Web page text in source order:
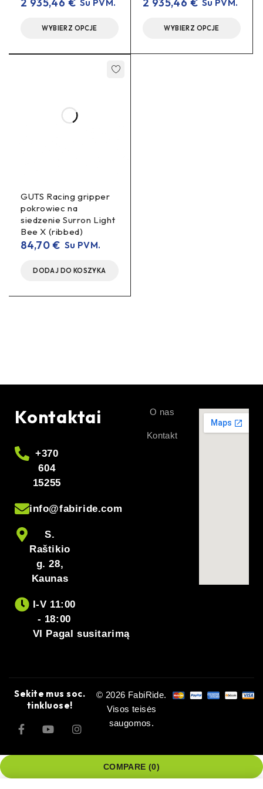
Su PVM.
WYBIERZ OPCJE
Su PVM.
WYBIERZ OPCJE
GUTS Racing gripper
pokrowiec na
siedzenie Surron Light
Bee X (ribbed)
84,70€ Su PVM.
DODAJ DO KOSZYKA
Kontaktai
+370
604
15255
info@fabiride.com
S.
Raštikio
g. 28,
Kaunas
I-V 11:00
- 18:00
VI Pagal susitarimą
O nas
Kontakt
Sekite mus soc.
tinkluose!
© 2026 FabiRide.
Visos teisės
saugomos.
COMPARE (0)